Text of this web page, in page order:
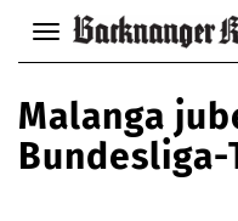
Navigation
anzeigen
bzw.
verbergen
Malanga
Bundesliga-